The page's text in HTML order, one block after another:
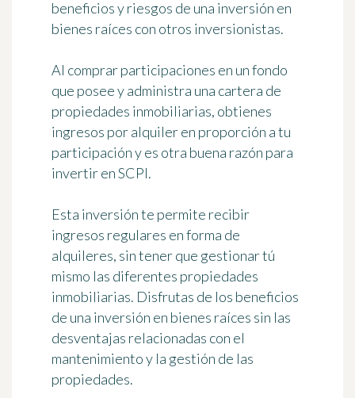
beneficios y riesgos de una inversión en
bienes raíces con otros inversionistas.
Al comprar participaciones en un fondo
que posee y administra una cartera de
propiedades inmobiliarias, obtienes
ingresos por alquiler en proporción a tu
participacióny es otra buena razón para
invertir en SCPI.
Esta inversión te permite recibir
ingresos regulares en forma de
alquileres, sin tener que gestionar tú
mismo las diferentes propiedades
inmobiliarias. Disfrutas de los beneficios
de una inversión en bienes raíces sin las
desventajas relacionadas con el
mantenimiento y la gestión de las
propiedades.